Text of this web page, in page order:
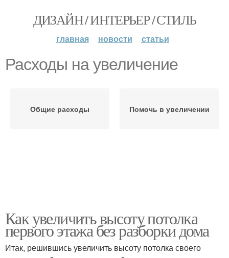
ДИЗАЙН / ИНТЕРЬЕР / СТИЛЬ
главная новости статьи
Расходы на увеличение
Общие расходы Помочь в увеличении
Как увеличить высоту потолка
первого этажа без разборки дома
Итак, решившись увеличить высоту потолка своего